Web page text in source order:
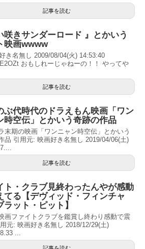
記事を読む
咲きサンダーロード 』とかいう
映画wwww
き名無し 2009/08/04(火) 14:53:40
おもしれーじゃねーの！！ やってや
記事を読む
ぶ代時代のドラえもん映画「ワン
時空伝」とかいう奇跡の作品
末期の映画「ワンニャン時空伝」とかいう
品 引用元: 映画好き名無し 2019/04/06(土)
記事を読む
ト・クラブ見終わったんやが感動
てる【デヴィッド・フィンチャ
ラット・ピット】
画ファイトクラブを鑑賞し終わり感動で震
元: 映画好き名無し 2018/12/29(土)
...